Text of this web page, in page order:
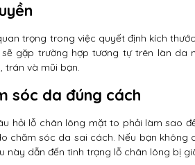
trọng trong việc quyết định kích
gặp trường hợp tương tự trên làn da
trán và mũi bạn.
sóc da đúng cách
hỏi lỗ chân lông mặt to phải làm sao
chăm sóc da sai cách. Nếu bạn
này dẫn đến tình trạng lỗ chân lông bị